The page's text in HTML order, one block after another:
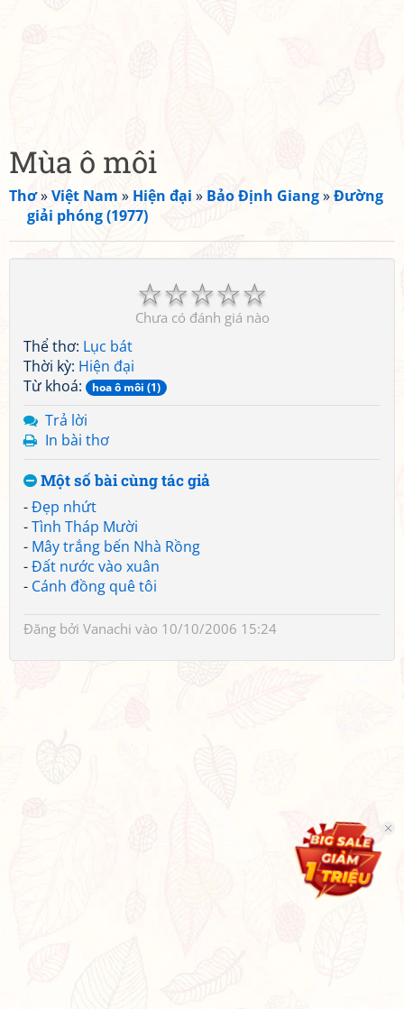
Mùa ô môi
Thơ»Việt Nam » Hiện đại » Bảo Định Giang»Đường
giải phóng (1977)
☆
☆
☆
☆
☆
Chưa có đánh giá nào
Thể thơ: Lục bát
Thời kỳ: Hiện đại
Từ khoá:
hoa ô môi (1)
Trả lời
In bài thơ
Một số bài cùng tác giả
-Đẹp nhứt
-Tình Tháp Mười
- Mây trắng bến Nhà Rồng
-Đất nước vào xuân
- Cánh đồng quê tôi
Đăng bởi Vanachi vào 10/10/2006 15:24